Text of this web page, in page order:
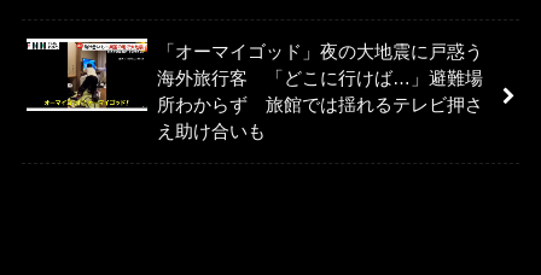
「オーマイゴッド」夜の大地震に戸惑う
海外旅行客 「どこに行けば…」避難場
所わからず 旅館では揺れるテレビ押さ
え助け合いも